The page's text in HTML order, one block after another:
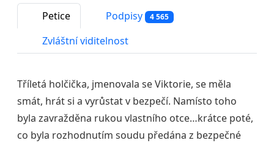
Petice Podpisy 4 565
Zvláštní viditelnost
Tříletá holčička, jmenovala se Viktorie, se měla
smát, hrát si a vyrůstat v bezpečí. Namísto toho
byla zavražděna rukou vlastního otce…krátce poté,
co byla rozhodnutím soudu předána z bezpečné